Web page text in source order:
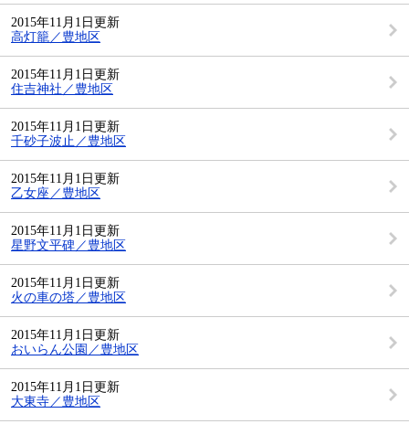
2015年11月1日更新
高灯籠／豊地区
2015年11月1日更新
住吉神社／豊地区
2015年11月1日更新
千砂子波止／豊地区
2015年11月1日更新
乙女座／豊地区
2015年11月1日更新
星野文平碑／豊地区
2015年11月1日更新
火の車の塔／豊地区
2015年11月1日更新
おいらん公園／豊地区
2015年11月1日更新
大東寺／豊地区